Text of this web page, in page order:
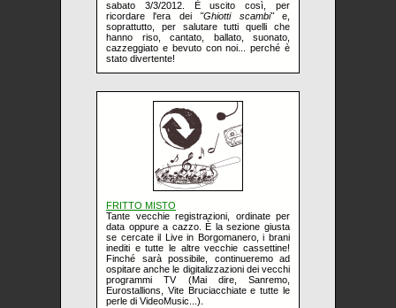
sabato 3/3/2012. È uscito così, per
ricordare l'era dei "Ghiotti scambi"e,
soprattutto, per salutare tutti quelli che
hanno riso, cantato, ballato, suonato,
cazzeggiato e bevuto con noi... perché è
stato divertente!
FRITTO MISTO
Tante vecchie registrazioni, ordinate per
data oppure a cazzo. È la sezione giusta
se cercate il Live in Borgomanero, i brani
inediti e tutte le altre vecchie cassettine!
Finché sarà possibile, continueremo ad
ospitare anche le digitalizzazioni dei vecchi
programmi TV (Mai dire, Sanremo,
Eurostallions, Vite Bruciacchiate e tutte le
perle di VideoMusic...).